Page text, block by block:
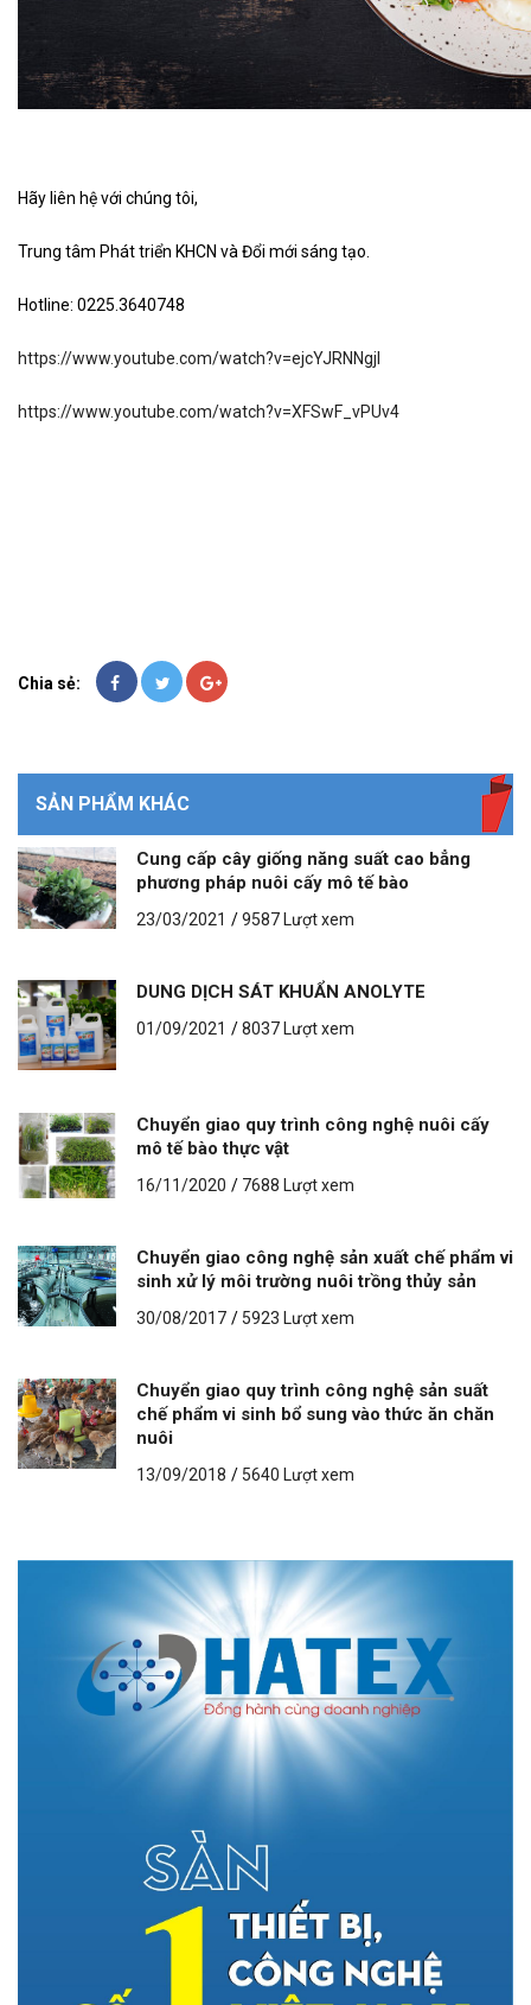
Hãy liên hệ với chúng tôi,
Trung tâm Phát triển KHCN và Đổi mới sáng tạo.
Hotline: 0225.3640748
https://www.youtube.com/watch?v=ejcYJRNNgjI
https://www.youtube.com/watch?v=XFSwF_vPUv4
Chia sẻ:
SẢN PHẨM KHÁC
Cung cấp cây giống năng suất cao bẳng
phương pháp nuôi cấy mô tế bào
23/03/2021 /9587 Lượt xem
DUNG DỊCH SÁT KHUẨN ANOLYTE
01/09/2021 /8037 Lượt xem
Chuyển giao quy trình công nghệ nuôi cấy
mô tế bào thực vật
16/11/2020 / 7688 Lượt xem
Chuyển giao công nghệ sản xuất chế phẩm vi
sinh xử lý môi trường nuôi trồng thủy sản
30/08/2017 / 5923 Lượt xem
Chuyển giao quy trình công nghệ sản suất
chế phẩm vi sinh bổ sung vào thức ăn chăn
nuôi
13/09/2018 / 5640 Lượt xem